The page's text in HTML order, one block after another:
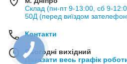
Склад (пн-пт 9-13:00, сб 9-
50Д (перед виїздом
Контакти
Сьогодні вихідний
Показати весь графік